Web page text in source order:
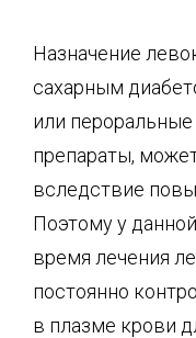
Назначение
сахарным
или
препараты,
вследствие
Поэтому у
время лечения
постоянно
в плазме крови